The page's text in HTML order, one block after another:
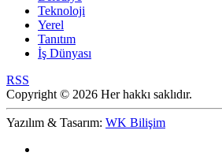
Teknoloji
Yerel
Tanıtım
İş Dünyası
RSS
Copyright © 2026 Her hakkı saklıdır.
Yazılım & Tasarım: WK Bilişim